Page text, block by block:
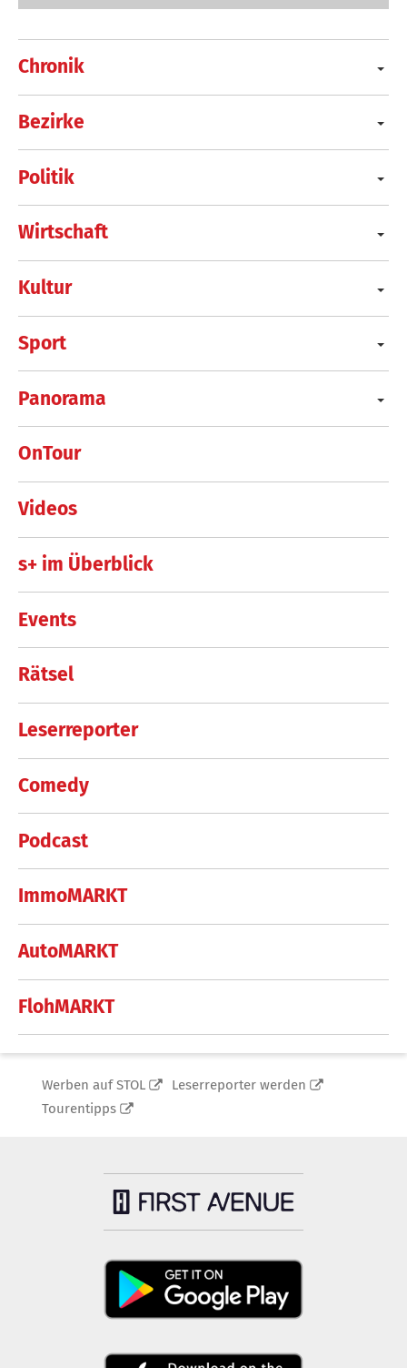
Chronik
Bezirke
Politik
Wirtschaft
Kultur
Sport
Panorama
OnTour
Videos
s+ im Überblick
Events
Rätsel
Leserreporter
Comedy
Podcast
ImmoMARKT
AutoMARKT
FlohMARKT
Werben auf STOL
Leserreporter werden
Tourentipps